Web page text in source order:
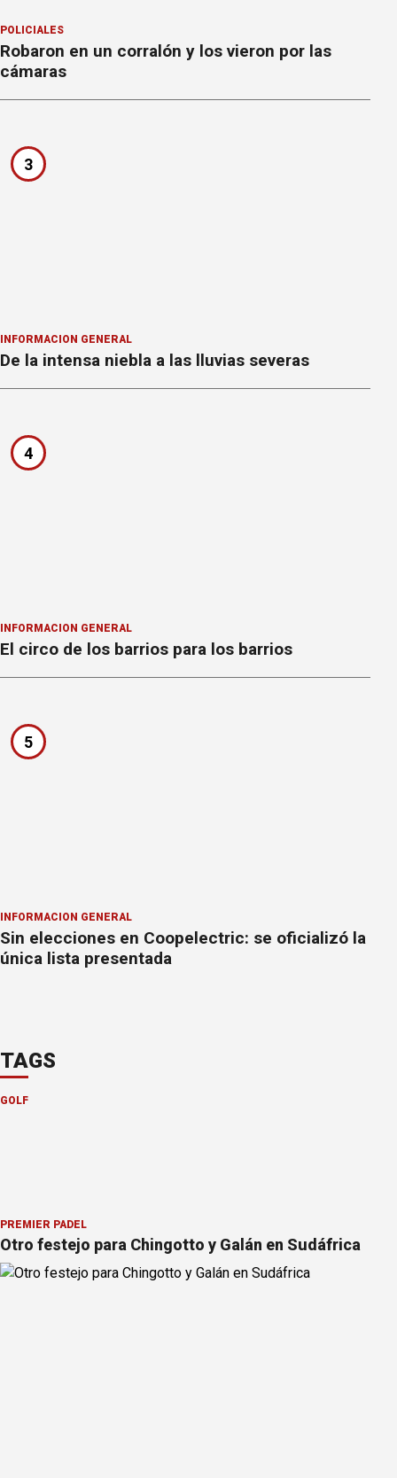
POLICIALES
Robaron en un corralón y los vieron por las
cámaras
3
INFORMACION GENERAL
De la intensa niebla a las lluvias severas
4
INFORMACION GENERAL
El circo de los barrios para los barrios
5
INFORMACION GENERAL
Sin elecciones en Coopelectric: se oficializó la
única lista presentada
TAGS
GOLF
PREMIER PÁDEL
Otro festejo para Chingotto y Galán en Sudáfrica